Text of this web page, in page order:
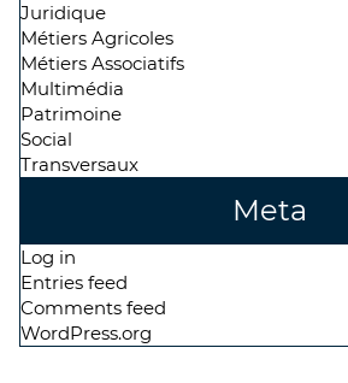
Juridique
Métiers Agricoles
Métiers Associatifs
Multimédia
Patrimoine
Social
Transversaux
Meta
Log in
Entries feed
Comments feed
WordPress.org